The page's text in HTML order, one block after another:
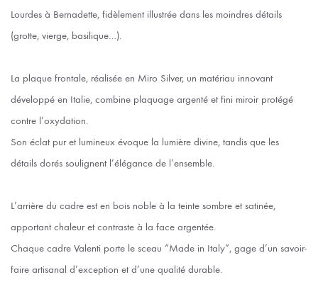
Lourdes à Bernadette, fidèlement illustrée dans les moindres détails
(grotte, vierge, basilique…).
La plaque frontale, réalisée en Miro Silver, un matériau innovant
développé en Italie, combine plaquage argenté et fini miroir protégé
contre l’oxydation.
Son éclat pur et lumineux évoque la lumière divine, tandis que les
détails dorés soulignent l’élégance de l’ensemble.
L’arrière du cadre est en bois noble à la teinte sombre et satinée,
apportant chaleur et contraste à la face argentée.
Chaque cadre Valenti porte le sceau “Made in Italy”, gage d’un savoir-
faire artisanal d’exception et d’une qualité durable.